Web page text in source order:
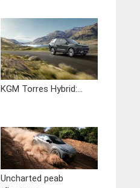
KGM Torres Hybrid:...
Uncharted peab